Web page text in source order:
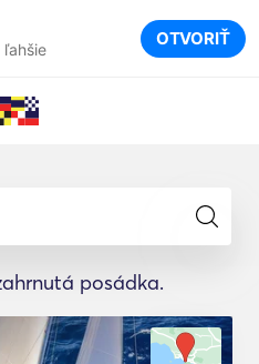
ľahšie OTVORIŤ
posádka.